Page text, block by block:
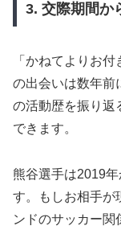
3. 交際期間か
「かねてよりお
の出会いは数年前
の活動歴を振り返
できます。
熊谷選手は2019
す。もしお相手が
ンドのサッカー関